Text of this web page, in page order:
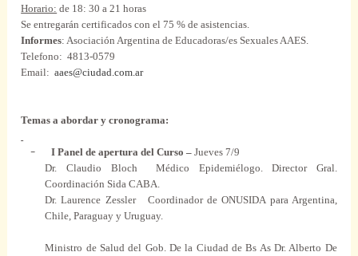
Horario: de 18: 30 a 21horas
Se entregaráncertificados con el 75 % de asistencias.
Informes: Asociación Argentina de Educadoras/es SexualesAAES.
Telefono: 4813-0579
Email: aaes@ciudad.com.ar
Temas aabordar ycronograma:
– I Panel deapertura delCurso –Jueves 7/9
Dr. Claudio Bloch
Médico Epidemiélogo.Director Gral.
Coordinación Sida CABA.
Dr. Laurence Zessler
Coordinador de ONUSIDA paraArgentina,
Chile, Paraguay y Uruguay.
Ministro de Salud del Gob. De la Ciudad de Bs As Dr. Alberto De